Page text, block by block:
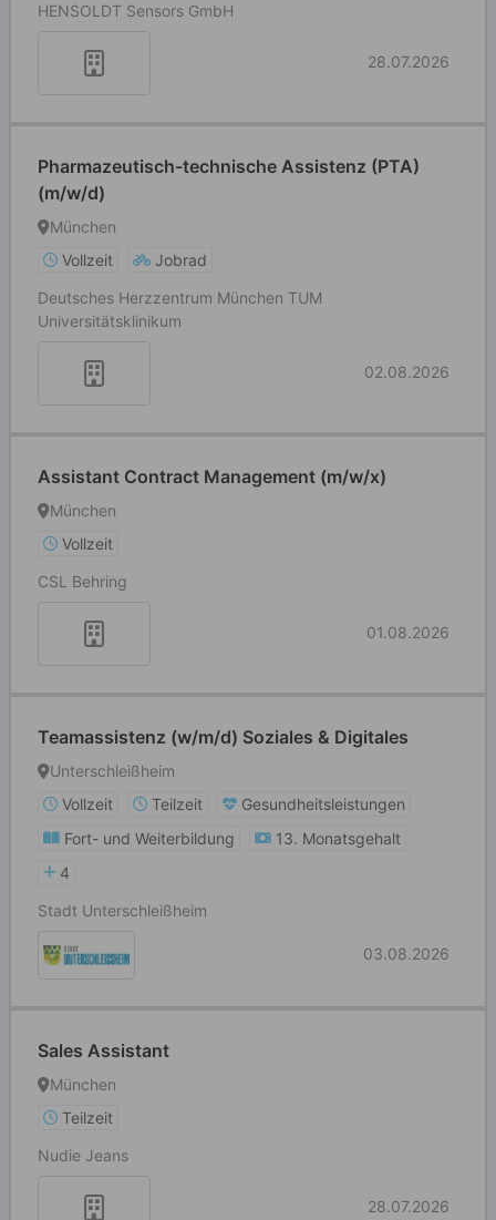
HENSOLDT Sensors GmbH
28.07.2026
Pharmazeutisch-technische Assistenz (PTA)
(m/w/d)
München
Vollzeit
Jobrad
Deutsches Herzzentrum München TUM
Universitätsklinikum
02.08.2026
Assistant Contract Management (m/w/x)
München
Vollzeit
CSL Behring
01.08.2026
Teamassistenz (w/m/d) Soziales & Digitales
Unterschleißheim
Vollzeit
Teilzeit
Gesundheitsleistungen
Fort- und Weiterbildung
13. Monatsgehalt
4
Stadt Unterschleißheim
03.08.2026
Sales Assistant
München
Teilzeit
Nudie Jeans
28.07.2026